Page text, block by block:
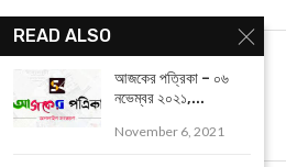
READ ALSO
আজকের পত্রিকা – ০৬
নভেম্বর ২০২১,...
November 6, 2021